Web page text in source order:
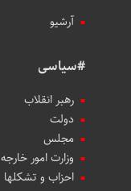
آرشیو
#سیاسی
رهبر انقلاب
دولت
مجلس
وزارت امور خارجه
احزاب و تشکلها